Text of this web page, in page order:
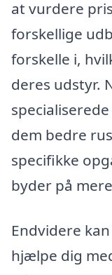
at vurdere
forskellige
forskelle i,
deres udstyr.
dem bedre
specifikke
byder på
Endvidere
hjælpe dig